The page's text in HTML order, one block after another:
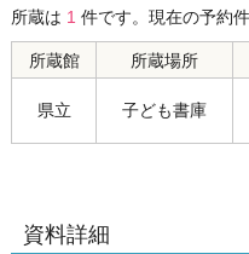
所蔵は 1 件です。現在の予約
所蔵館 所蔵場所
県立 子ども書庫
資料詳細